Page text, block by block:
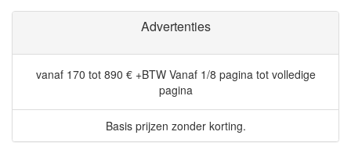
Advertenties
vanaf 170 tot 890 € +BTW Vanaf 1/8 pagina tot volledige
pagina
Basis prijzen zonder korting.